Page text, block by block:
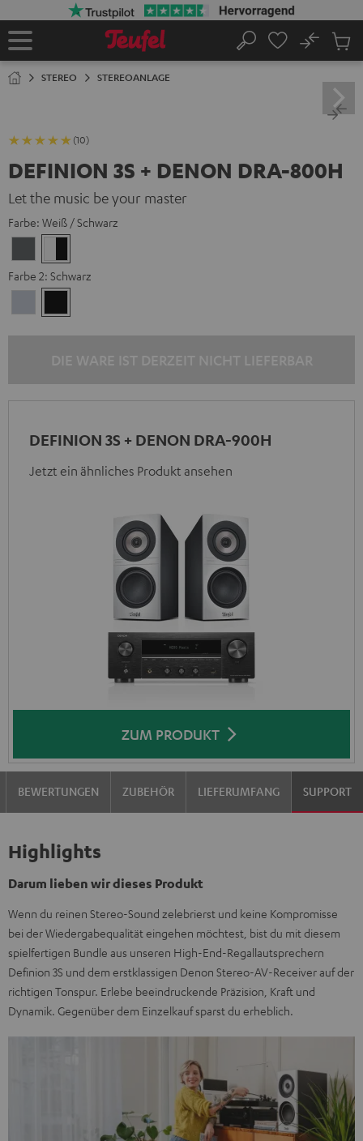
Startseite
Suche
No
STEREO STEREOANLAGE
(10)
DEFINION 3S + DENON DRA-800H
Let the music be your master
Farbe: Weiß / Schwarz
/
Schwarz
Farbe 2: Schwarz
Silber
DEFINION 3S + DENON DRA-900H
Jetzt ein ähnliches Produkt ansehen
ZUM PRODUKT
BEWERTUNGEN ZUBEHÖR LIEFERUMFANG SUPPORT
Highlights
Darum lieben wir dieses Produkt
Wenn du reinen Stereo-Sound zelebrierst und keine Kompromisse
bei der Wiedergabequalität eingehen möchtest, bist du mit diesem
spielfertigen Bundle aus unseren High-End-Regallautsprechern
Definion 3S und dem erstklassigen Denon Stereo-AV-Receiver auf der
richtigen Tonspur. Erlebe beeindruckende Präzision, Kraft und
Dynamik. Gegenüber dem Einzelkauf sparst du erheblich.